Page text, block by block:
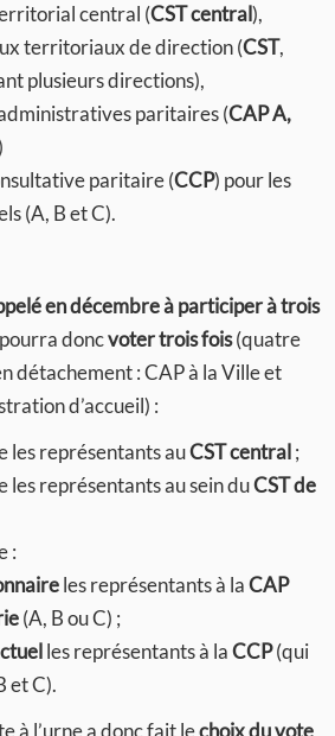
central (CST central),
territoriaux de direction (CST,
plusieurs directions),
paritaires (CAP A,
paritaire (CCP) pour les
(A, B et C).
en décembre à participer à trois
doncvoter trois fois(quatre
détachement : CAP à la Ville et
d’accueil) :
les représentants auCST central;
les représentants au sein duCST de
:
les représentants à laCAP
(A, B ou C) ;
les représentants à laCCP(qui
et C).
à l’urne a donc fait lechoix du vote